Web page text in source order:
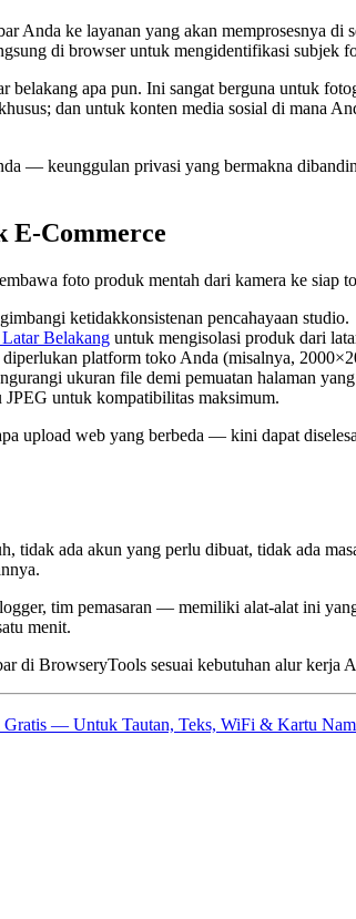
Anda ke layanan yang akan memprosesnya di
di browser untuk mengidentifikasi subjek
apa pun. Ini sangat berguna untuk
dan untuk konten media sosial di mana
— keunggulan privasi yang bermakna
E-Commerce
foto produk mentah dari kamera ke siap
ketidakkonsistenan pencahayaan studio.
Belakang untuk mengisolasi produk dari
platform toko Anda (misalnya,
ukuran file demi pemuatan halaman
untuk kompatibilitas maksimum.
upload web yang berbeda — kini dapat
ada akun yang perlu dibuat, tidak ada
tim pemasaran — memiliki alat-alat ini
menit.
di BrowseryTools sesuai kebutuhan alur kerja
Gratis — Untuk Tautan, Teks, WiFi & Kartu